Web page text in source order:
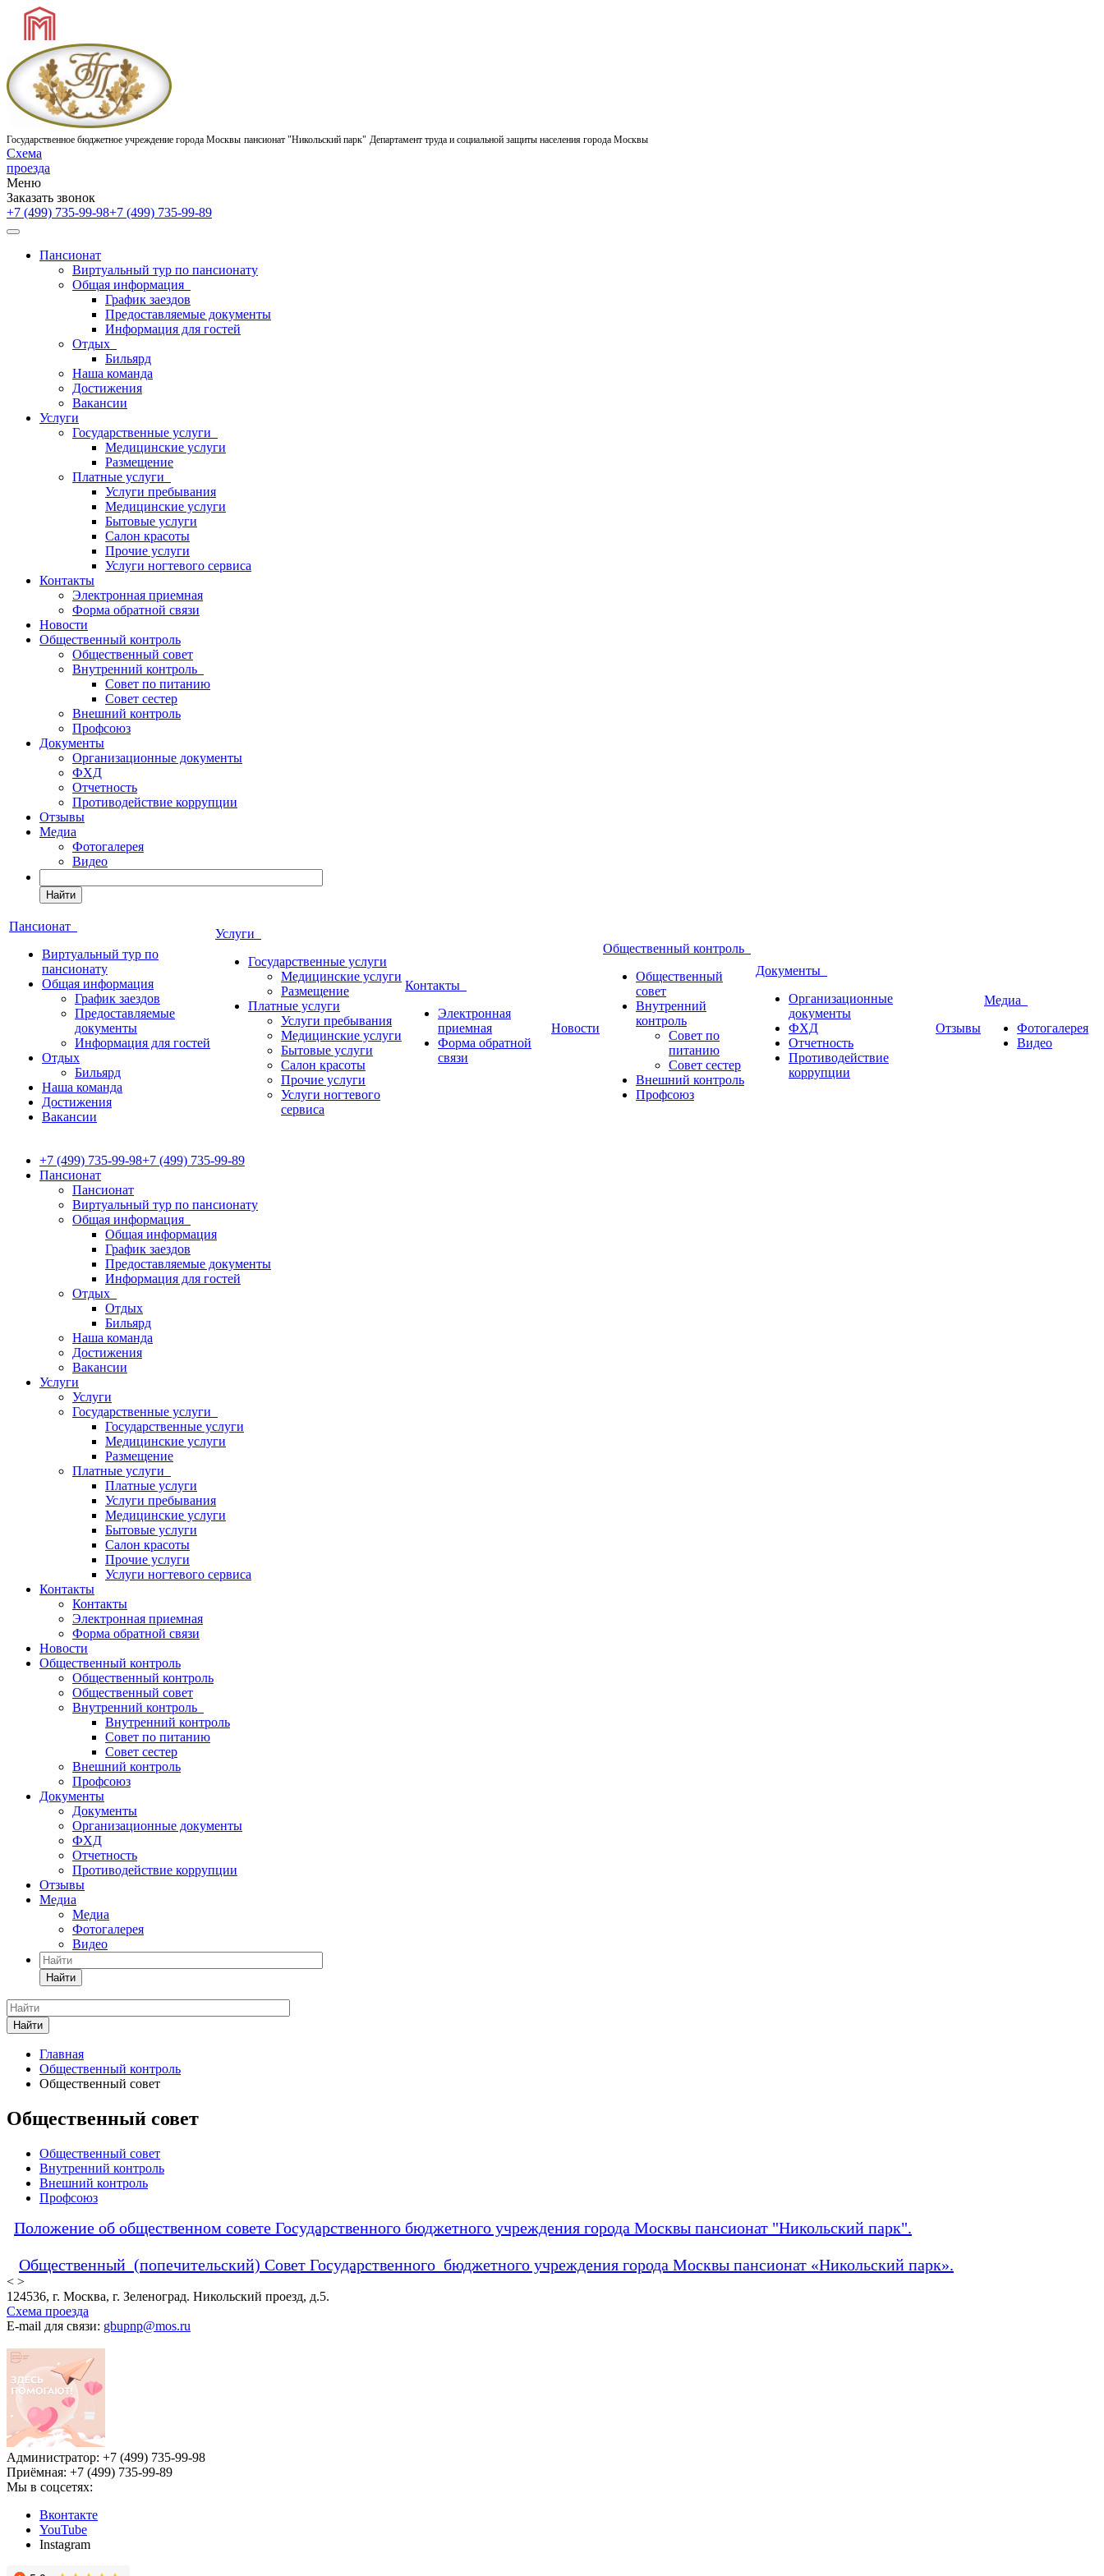
Государственное бюджетное учреждение города Москвы пансионат "Никольский парк" Департамент труда и социальной защиты населения города Москвы
Схема
проезда
Меню
Заказать звонок
+7 (499) 735-99-98+7 (499) 735-99-89
Пансионат
Виртуальный тур по пансионату
Общая информация
График заездов
Предоставляемые документы
Информация для гостей
Отдых
Бильярд
Наша команда
Достижения
Вакансии
Услуги
Государственные услуги
Медицинские услуги
Размещение
Платные услуги
Услуги пребывания
Медицинские услуги
Бытовые услуги
Салон красоты
Прочие услуги
Услуги ногтевого сервиса
Контакты
Электронная приемная
Форма обратной связи
Новости
Общественный контроль
Общественный совет
Внутренний контроль
Совет по питанию
Совет сестер
Внешний контроль
Профсоюз
Документы
Организационные документы
ФХД
Отчетность
Противодействие коррупции
Отзывы
Медиа
Фотогалерея
Видео
Найти
Пансионат
Виртуальный тур по
пансионату
Общая информация
График заездов
Предоставляемые
документы
Информация для гостей
Отдых
Бильярд
Наша команда
Достижения
Вакансии
Услуги
Государственные услуги
Медицинские услуги
Размещение
Платные услуги
Услуги пребывания
Медицинские услуги
Бытовые услуги
Салон красоты
Прочие услуги
Услуги ногтевого
сервиса
Контакты
Электронная
приемная
Форма обратной
связи
Новости
Общественный контроль
Общественный
совет
Внутренний
контроль
Совет по
питанию
Совет сестер
Внешний контроль
Профсоюз
Документы
Организационные
документы
ФХД
Отчетность
Противодействие
коррупции
Отзывы
Медиа
Фотогалерея
Видео
+7 (499) 735-99-98+7 (499) 735-99-89
Пансионат
Пансионат
Виртуальный тур по пансионату
Общая информация
Общая информация
График заездов
Предоставляемые документы
Информация для гостей
Отдых
Отдых
Бильярд
Наша команда
Достижения
Вакансии
Услуги
Услуги
Государственные услуги
Государственные услуги
Медицинские услуги
Размещение
Платные услуги
Платные услуги
Услуги пребывания
Медицинские услуги
Бытовые услуги
Салон красоты
Прочие услуги
Услуги ногтевого сервиса
Контакты
Контакты
Электронная приемная
Форма обратной связи
Новости
Общественный контроль
Общественный контроль
Общественный совет
Внутренний контроль
Внутренний контроль
Совет по питанию
Совет сестер
Внешний контроль
Профсоюз
Документы
Документы
Организационные документы
ФХД
Отчетность
Противодействие коррупции
Отзывы
Медиа
Медиа
Фотогалерея
Видео
Найти
Найти
Главная
Общественный контроль
Общественный совет
Общественный совет
Общественный совет
Внутренний контроль
Внешний контроль
Профсоюз
Положение об общественном совете Государственного бюджетного учреждения города Москвы пансионат "Никольский парк".
Общественный (попечительский) Совет Государственного бюджетного учреждения города Москвы пансионат «Никольский парк».
< >
124536, г. Москва, г. Зеленоград. Никольский проезд, д.5.
Схема проезда
E-mail для связи: gbupnp@mos.ru
Администратор: +7 (499) 735-99-98
Приёмная: +7 (499) 735-99-89
Мы в соцсетях:
Вконтакте
YouTube
Instagram